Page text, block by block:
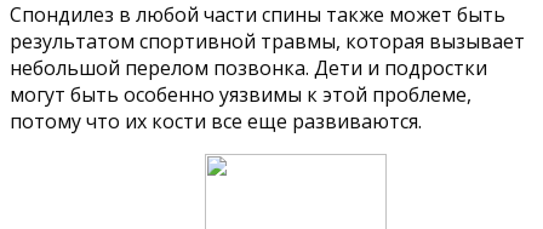
Спондилез в любой части спины также может быть
результатом спортивной травмы, которая вызывает
небольшой перелом позвонка. Дети и подростки
могут быть особенно уязвимы к этой проблеме,
потому что их кости все еще развиваются.